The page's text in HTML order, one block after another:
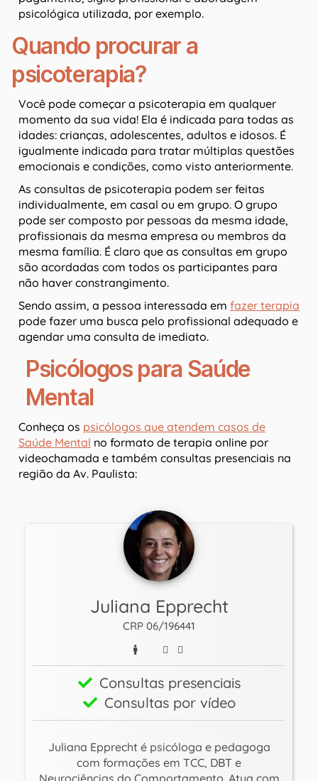
psicológica utilizada, por exemplo.
Quando procurar a
psicoterapia?
Você pode começar a psicoterapia em qualquer
momento da sua vida! Ela é indicada para todas as
idades: crianças, adolescentes, adultos e idosos. É
igualmente indicada para tratar múltiplas questões
emocionais e condições, como visto anteriormente.
As consultas de psicoterapia podem ser feitas
individualmente, em casal ou em grupo. O grupo
pode ser composto por pessoas da mesma idade,
profissionais da mesma empresa ou membros da
mesma família. É claro que as consultas em grupo
são acordadas com todos os participantes para
não haver constrangimento.
Sendo assim, a pessoa interessada em fazer terapia
pode fazer uma busca pelo profissional adequado e
agendar uma consulta de imediato.
Psicólogos para Saúde
Mental
Conheça os psicólogos que atendem casos de
Saúde Mental no formato de terapia online por
videochamada e também consultas presenciais na
região da Av. Paulista:
Juliana Epprecht
CRP 06/196441
Consultas presenciais
Consultas por vídeo
Juliana Epprecht é psicóloga e pedagoga
com formações em TCC, DBT e
Neurociências do Comportamento. Atua com